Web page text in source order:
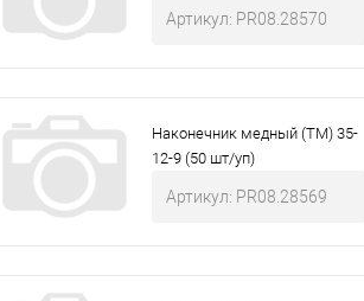
Артикул: PR08.28570
Наконечник медный (ТМ) 35-
12-9 (50 шт/уп)
Артикул: PR08.28569